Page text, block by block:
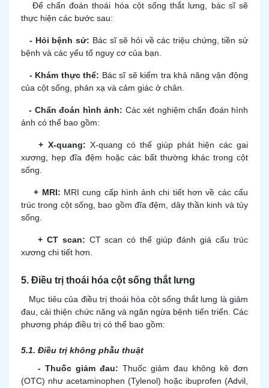
Để chẩn đoán thoái hóa cột sống thắt lưng, bác sĩ sẽ
thực hiện các bước sau:
- Hỏi bệnh sử: Bác sĩ sẽ hỏi về các triệu chứng, tiền sử
bệnh và các yếu tố nguy cơ của bạn.
- Khám thực thể: Bác sĩ sẽ kiểm tra khả năng vận động
của cột sống, phản xạ và cảm giác ở chân.
- Chẩn đoán hình ảnh: Các xét nghiệm chẩn đoán hình
ảnh có thể bao gồm:
+ X-quang: X-quang có thể giúp phát hiện các gai
xương, hẹp đĩa đệm hoặc các bất thường khác trong cột
sống.
+ MRI: MRI cung cấp hình ảnh chi tiết hơn về các cấu
trúc trong cột sống, bao gồm đĩa đệm, dây thần kinh và tủy
sống.
+ CT scan: CT scan có thể giúp đánh giá cấu trúc
xương chi tiết hơn.
5. Điều trị thoái hóa cột sống thắt lưng
Mục tiêu của điều trị thoái hóa cột sống thắt lưng là giảm
đau, cải thiện chức năng và ngăn ngừa bệnh tiến triển. Các
phương pháp điều trị có thể bao gồm:
5.1. Điều trị không phẫu thuật
- Thuốc giảm đau: Thuốc giảm đau không kê đơn
(OTC) như acetaminophen (Tylenol) hoặc ibuprofen (Advil,